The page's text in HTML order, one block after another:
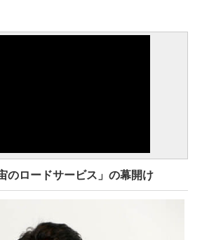
のロードサービス」の幕開け